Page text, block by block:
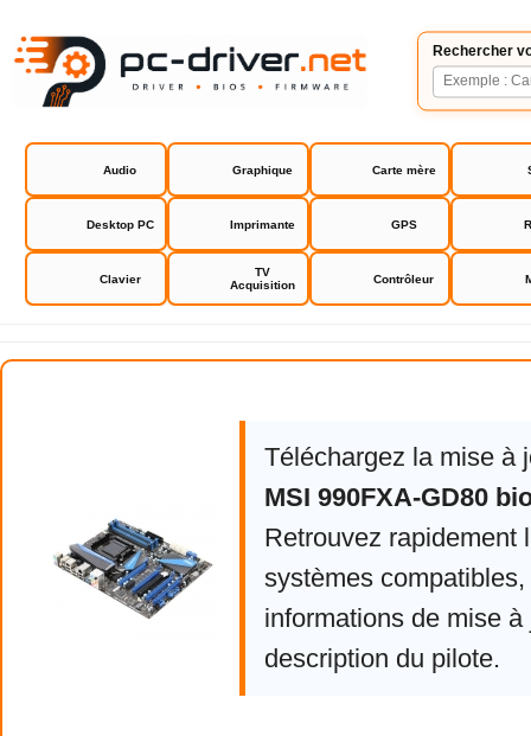
Rechercher
Audio Graphique Carte mère
Desktop PC Imprimante GPS
Clavier
TV
Acquisition
Contrôleur
MSI 990FXA-GD80 bios driver
Téléchargez la mise à
MSI 990FXA-GD80
Retrouvez rapidement
systèmes compatibles,
informations de mise à
description du pilote.